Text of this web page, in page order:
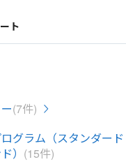
ト
(7件)
グラム（スタンダー
） (15件)